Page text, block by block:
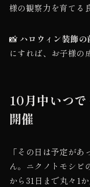
様の観察力を育てる
📸 ハロウィン装飾
にすれば、お子様の
10月中いつ
開催
「その日は予定が
ん。ニクノトモシビ
から31日まで丸々1